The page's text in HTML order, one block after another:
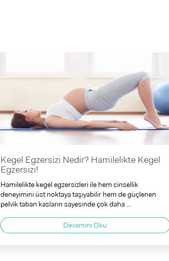
Kegel Egzersizi Nedir? Hamilelikte Kegel
Egzersizi!
Hamilelikte kegel egzersizleri ile hem cinsellik
deneyimini üst noktaya taşıyabilir hem de güçlenen
pelvik taban kasların sayesinde çok daha ...
Devamını Oku